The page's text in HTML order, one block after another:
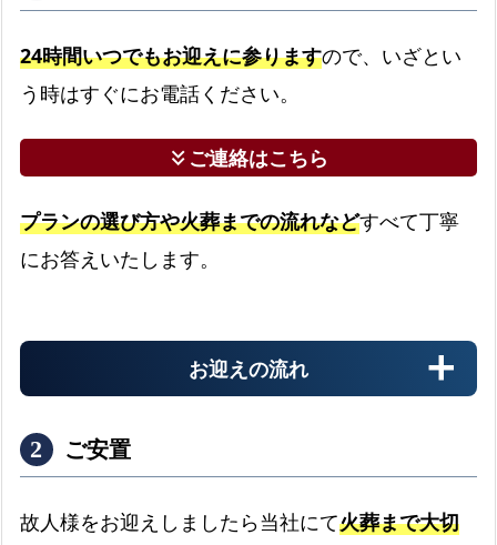
24時間いつでもお迎えに参りますので、いざとい
う時はすぐにお電話ください。
keyboard_double_arrow_downご連絡はこちら
プランの選び方や火葬までの流れなどすべて丁寧
にお答えいたします。
お迎えの流れ
ご安置
故人様をお迎えしましたら当社にて火葬まで大切